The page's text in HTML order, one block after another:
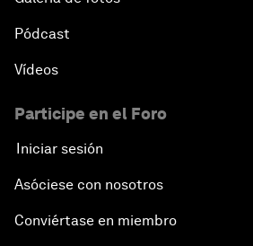
Pódcast
Vídeos
Participe en el Foro
Iniciar sesión
Asóciese con nosotros
Conviértase en miembro